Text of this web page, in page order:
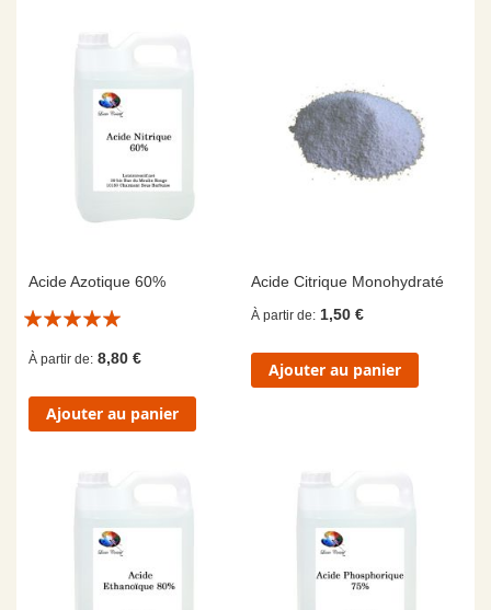
Acide Azotique 60%
Évaluation:
À partir de 8,80 €
Ajouter au panier
Acide Citrique Monohydraté
À partir de 1,50 €
Ajouter au panier